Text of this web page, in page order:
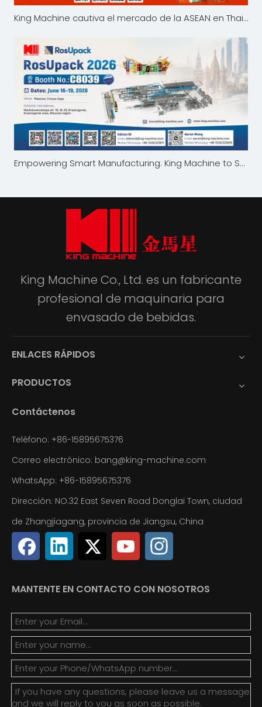
King Machine cautiva el mercado de la ASEAN en Thaifex-Anuga Asia 2026
Empowering Smart Manufacturing: King Machine to Showcase at RosUpack 2026 in Moscow
King Machine Co., Ltd. es un fabricante
profesional de maquinaria para
envasado de bebidas.
ENLACES RÁPIDOS
PRODUCTOS
Contáctenos
Teléfono: +86-15895675376
Correo electrónico: bang@king-machine.com
WhatsApp: +86-15895675376
Dirección: NO.32 East Seven Road Donglai Town, ciudad
de Zhangjiagang, provincia de Jiangsu, China
MANTENTE EN CONTACTO CON NOSOTROS